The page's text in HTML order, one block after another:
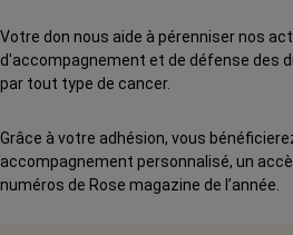
Votre don nous aide à pérenniser nos
d'accompagnement et de défense des
par tout type de cancer.
Grâce à votre adhésion, vous
accompagnement personnalisé, un
numéros de Rose magazine de l’année.